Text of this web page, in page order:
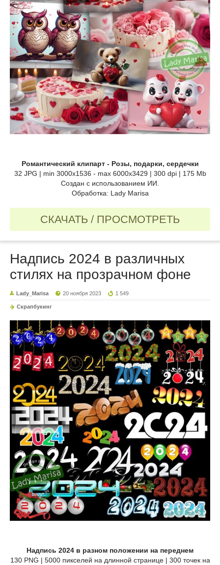
Романтический клипарт - Розы, подарки, сердечки
32 JPG | min 3000x1536 - max 6000x3429 | 300 dpi | 175 Mb
Создан с использованием ИИ.
Обработка: Lady Marisa
СКАЧАТЬ / ПРОСМОТРЕТЬ
Надпись 2024 в различных
стилях на прозрачном фоне
Lady_Marisa 20 ноября 2023 1 549
Скрапбукинг
Надпись 2024 в разном положении на переднем
130 PNG | 5000 пикселей на длинной странице | 300 точек на